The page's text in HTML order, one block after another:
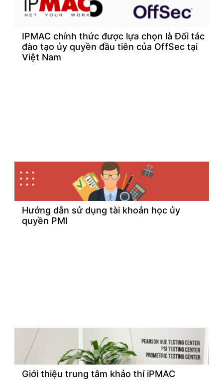
IPMAC chính thức được lựa chọn là Đối tác
đào tạo ủy quyền đầu tiên của OffSec tại
Việt Nam
Hướng dẫn sử dụng tài khoản học ủy
quyền PMI
Giới thiệu trung tâm khảo thí iPMAC